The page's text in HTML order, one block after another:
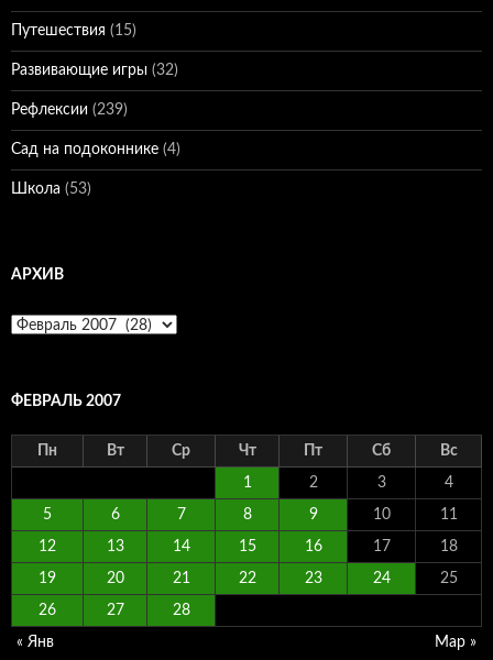
Путешествия (15)
Развивающие игры (32)
Рефлексии (239)
Сад на подоконнике (4)
Школа (53)
АРХИВ
Архив
ФЕВРАЛЬ 2007
Пн Вт Ср Чт Пт Сб Вс
1 2 3 4
5 6 7 8 9 10 11
12 13 14 15 16 17 18
19 20 21 22 23 24 25
26 27 28
« Янв Мар »